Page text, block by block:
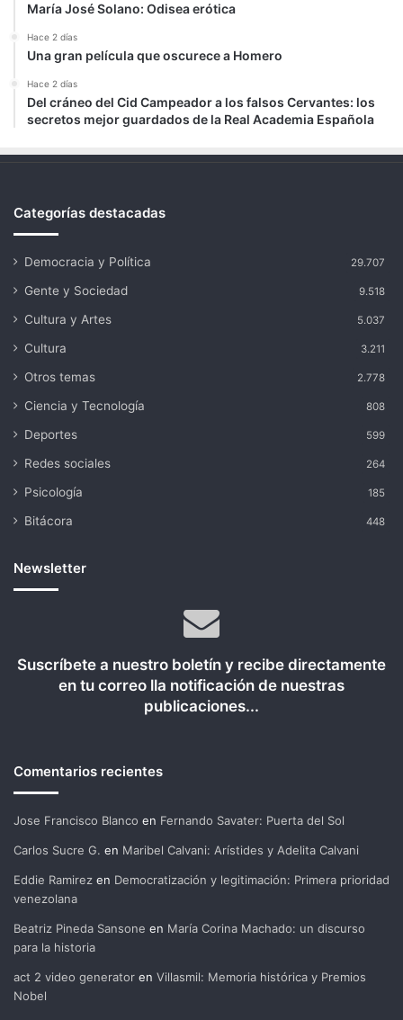
María José Solano: Odisea erótica
Hace 2 días
Una gran película que oscurece a Homero
Hace 2 días
Del cráneo del Cid Campeador a los falsos Cervantes: los
secretos mejor guardados de la Real Academia Española
Categorías destacadas
Democracia y Política 29.707
Gente y Sociedad 9.518
Cultura y Artes 5.037
Cultura 3.211
Otros temas 2.778
Ciencia y Tecnología 808
Deportes 599
Redes sociales 264
Psicología 185
Bitácora 448
Newsletter
Suscríbete a nuestro boletín y recibe directamente
en tu correo lla notificación de nuestras
publicaciones...
Comentarios recientes
Jose Francisco Blanco en Fernando Savater: Puerta del Sol
Carlos Sucre G. en Maribel Calvani: Arístides y Adelita Calvani
Eddie Ramirez en Democratización y legitimación: Primera prioridad
venezolana
Beatriz Pineda Sansone en María Corina Machado: un discurso
para la historia
act 2 video generator en Villasmil: Memoria histórica y Premios
Nobel